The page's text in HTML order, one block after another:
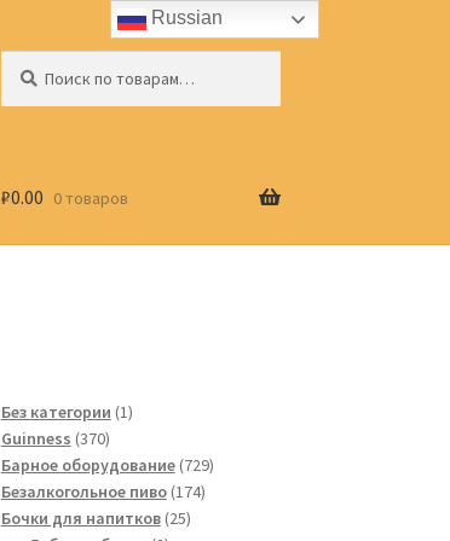
₽0.00 0 товаров
Без категории 11
Guinness 370370
товаров
Барное оборудование 729729
Безалкогольное пиво 174174
Бочки для напитков 2525
Russian